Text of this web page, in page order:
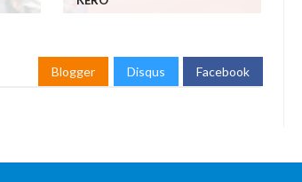
Blogger Disqus Facebook